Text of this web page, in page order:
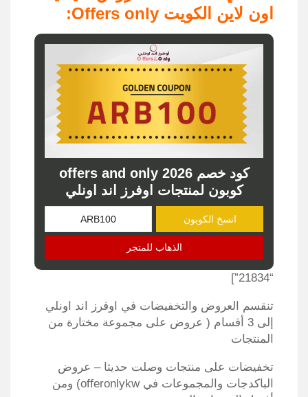
اون لاين الكويت Offers only:
كود خصم offers and only 2026
كوبون لمنتجات اوفرز اند اونلي
انسخ الكوبون
الذهاب للمتجر
“21834”]
تنقسم العروض والتخفيضات في اوفرز اند اونلي
إلى 3 أقسام ( عروض على مجموعة مختارة من
المنتجات
تخفيضات على منتجات وصلت حديثا – عروض
الباكدجات والمجموعات في offeronlykw) ومن